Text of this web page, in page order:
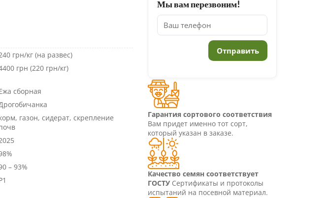
грн/кг (на развес)
грн (220 грн/кг)
сборная
газон, сидерат, скрепление
– 93%
Мы вам перезвоним!
Гарантия сортового соответствия
Вам придет именно тот сорт,
который указан в заказе.
Качество семян соответствует
ГОСТУСертификаты и протоколы
испытаний на посевной материал.